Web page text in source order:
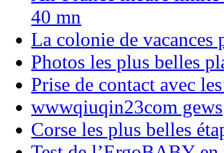
40 mn
La colonie de vacances
Photos les plus belles
Prise de contact avec
wwwqiuqin23com gews
Corse les plus belles